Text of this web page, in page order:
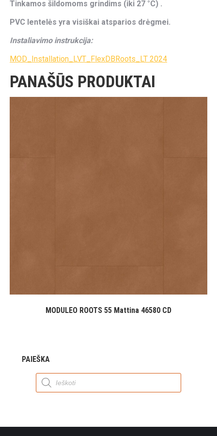
Tinkamos šildomoms grindims (iki 27 °C) .
PVC lentelės yra visiškai atsparios drėgmei.
Instaliavimo instrukcija:
MOD_Installation_LVT_FlexDBRoots_LT 2024
PANAŠŪS PRODUKTAI
MODULEO ROOTS 55 Mattina 46580 CD
PAIEŠKA
Products
search